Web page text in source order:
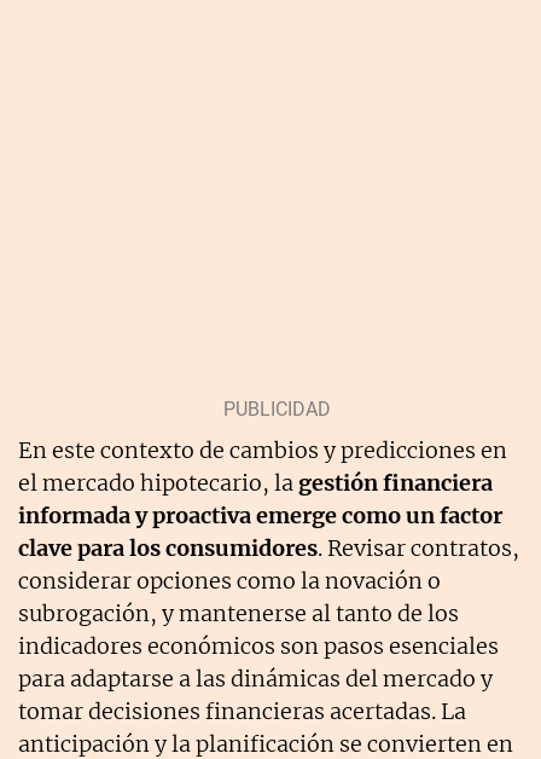
En este contexto de cambios y predicciones en
el mercado hipotecario, la gestión financiera
informada y proactiva emerge como un factor
clave para los consumidores. Revisar contratos,
considerar opciones como la novación o
subrogación, y mantenerse al tanto de los
indicadores económicos son pasos esenciales
para adaptarse a las dinámicas del mercado y
tomar decisiones financieras acertadas. La
anticipación y la planificación se convierten en